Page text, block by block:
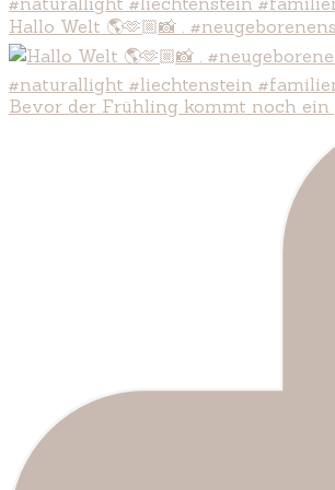
Hallo Welt 🌎🫶🏼📸 .
Bevor der Frühling kommt noch ein